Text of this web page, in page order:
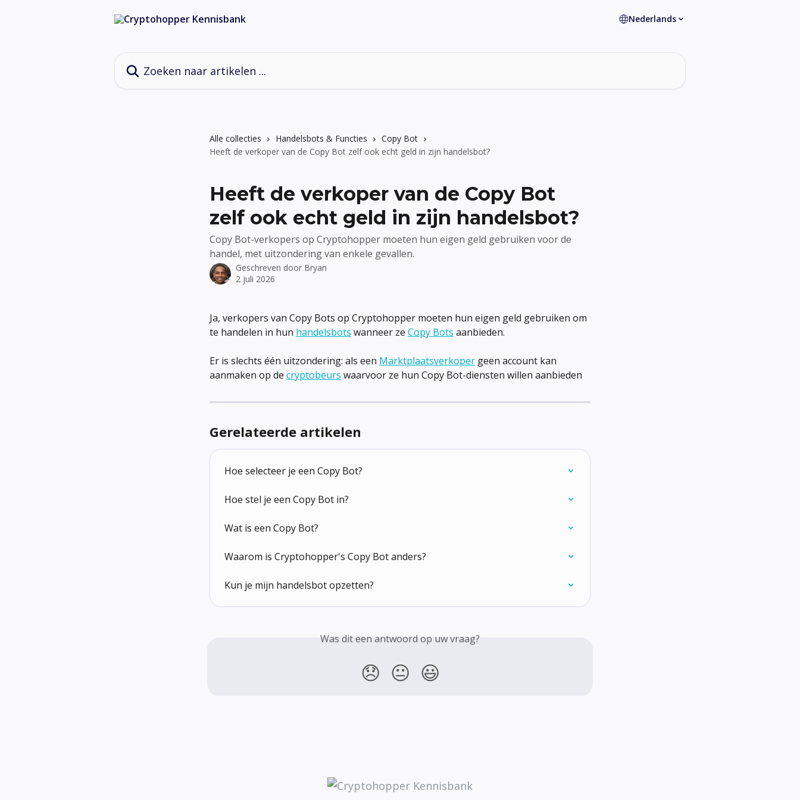
Nederlands
Alle collecties Handelsbots & Functies
Copy Bot
Heeft de verkoper van de Copy Bot zelf ook echt geld in zijn handelsbot?
Heeft de verkoper van de Copy Bot
zelf ook echt geld in zijn handelsbot?
Copy Bot-verkopers op Cryptohopper moeten hun eigen geld gebruiken voor de
handel, met uitzondering van enkele gevallen.
Geschreven door Bryan
2 juli 2026
Ja, verkopers van Copy Bots op Cryptohopper moeten hun eigen geld gebruiken om
te handelen in hun handelsbots wanneer ze Copy Bots aanbieden.
Er is slechts één uitzondering: als een Marktplaatsverkoper geen account kan
aanmaken op de cryptobeurs waarvoor ze hun Copy Bot-diensten willen aanbieden
Gerelateerde artikelen
Hoe selecteer je een Copy Bot?
Hoe stel je een Copy Bot in?
Wat is een Copy Bot?
Waarom is Cryptohopper's Copy Bot anders?
Kun je mijn handelsbot opzetten?
Was dit een antwoord op uw vraag?
😞 😐 😃